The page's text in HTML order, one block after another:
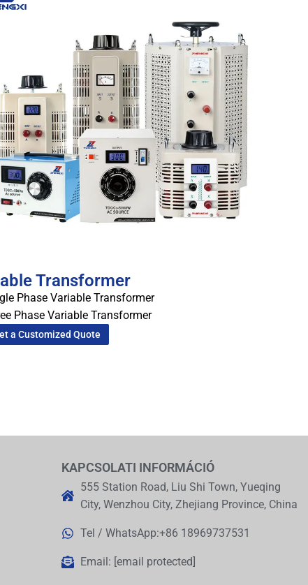
Transformer
Phase Variable Transformer
Phase Variable Transformer
a Customized Quote
KAPCSOLATI INFORMÁCIÓ
555 Station Road, Liu Shi Town, Yueqing
City, Wenzhou City, Zhejiang Province, China
Tel / WhatsApp:+86 18969737531
Email: [email protected]